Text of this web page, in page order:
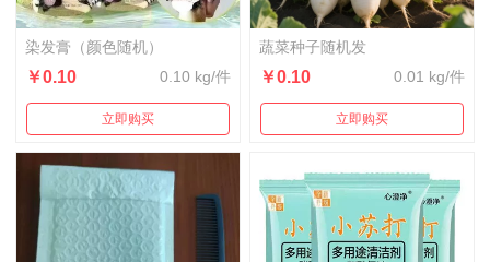
染发膏（颜色随机）
￥0.10 0.10 kg/件
立即购买
蔬菜种子随机发
￥0.10 0.01 kg/件
立即购买